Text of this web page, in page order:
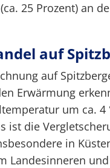
25 Prozent) an
auf
auf
Erwärmung
um ca. 4
ist die
in
Landesinneren